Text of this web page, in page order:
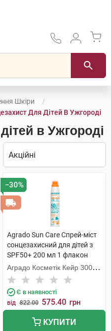
Шкіри
Для Дітей В Ужгороді
в Ужгороді
−30%
Agrado Sun Care Спрей-міст
сонцезахисний для дітей з
SPF50+ 200 мл 1 флакон
Аградо Косметік Кейр 3000
С.Л.У.
Є в наявності
від 822.00 575.40 грн
КУПИТИ